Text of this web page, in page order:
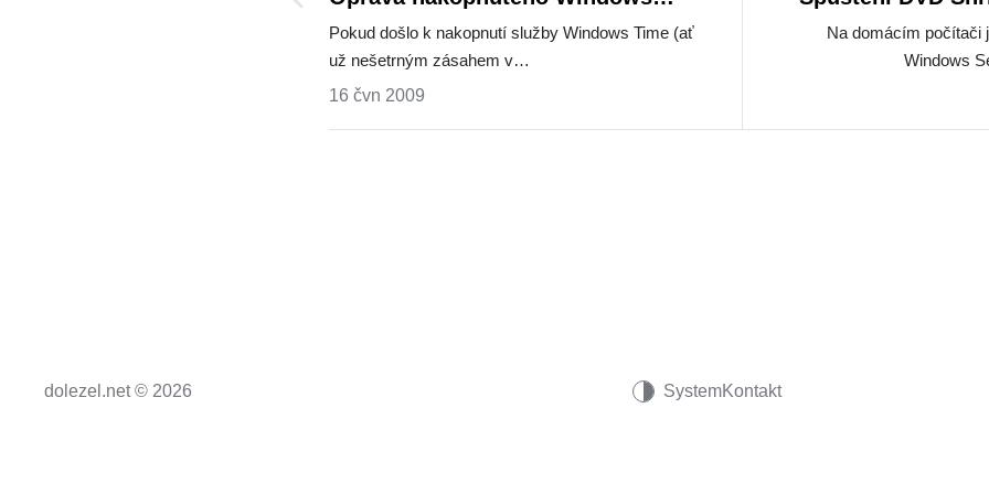
Time
Pokud došlo k nakopnutí služby Windows Time (ať
už nešetrným zásahem v…
16 čvn 2009
Na domácím počítači
Windows
dolezel.net © 2026 SystemKontakt